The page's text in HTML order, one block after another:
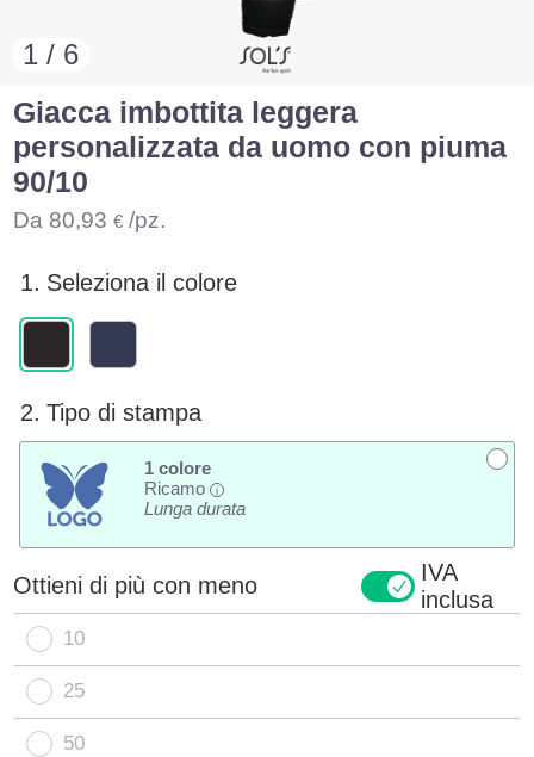
1 / 6
Giacca imbottita leggera
personalizzata da uomo con piuma
90/10
Da 80,93 € /pz.
1. Seleziona il colore
2. Tipo di stampa
1 colore
Ricamo
i
Lunga durata
Ottieni di più con meno
IVA
inclusa
10
25
50